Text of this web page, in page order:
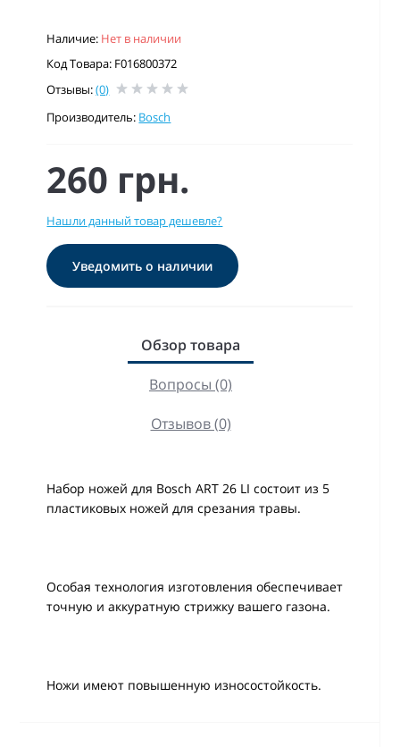
Наличие: Нет в наличии
Код Товара: F016800372
Отзывы:(0)
Производитель: Bosch
260 грн.
Нашли данный товар дешевле?
Уведомить о наличии
Обзор товара
Вопросы (0)
Отзывов (0)
Набор ножей для Bosch ART 26 LI состоит из 5
пластиковых ножей для срезания травы.
Особая технология изготовления обеспечивает
точную и аккуратную стрижку вашего газона.
Ножи имеют повышенную износостойкость.